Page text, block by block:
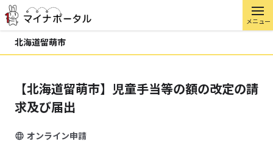
メニュー
北海道留萌市
【北海道留萌市】児童手当等の額の改定の請
求及び届出
オンライン申請